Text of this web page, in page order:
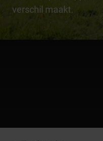
verschil maakt.